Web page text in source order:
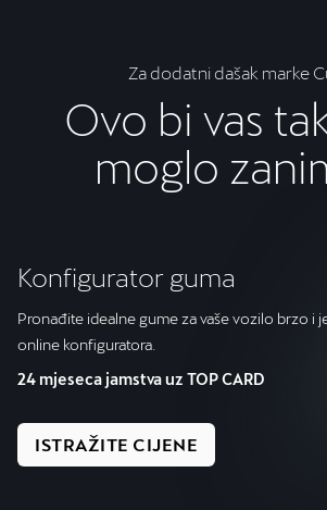
Za dodatni dašak marke
Ovo bi vas
moglo
Konfigurator guma
Pronađite idealne gume za vaše vozilo brzo i
online konfiguratora.
24 mjeseca jamstva uz TOP CARD
ISTRAŽITE CIJENE